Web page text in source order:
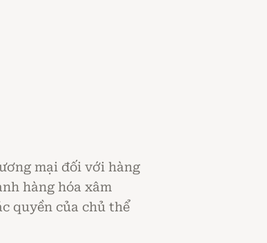
mại đối với hàng
hàng hóa xâm
quyền của chủ thể